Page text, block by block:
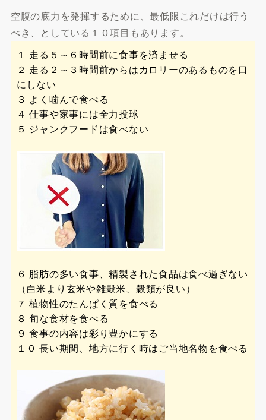
空腹の底力を発揮するために、最低限これだけは行う
べき、としている１０項目もあります。
１ 走る５～６時間前に食事を済ませる
２ 走る２～３時間前からはカロリーのあるものを口
にしない
３ よく噛んで食べる
４ 仕事や家事には全力投球
５ ジャンクフードは食べない
６ 脂肪の多い食事、精製された食品は食べ過ぎない
（白米より玄米や雑穀米、穀類が良い）
７ 植物性のたんぱく質を食べる
８ 旬な食材を食べる
９ 食事の内容は彩り豊かにする
１０ 長い期間、地方に行く時はご当地名物を食べる